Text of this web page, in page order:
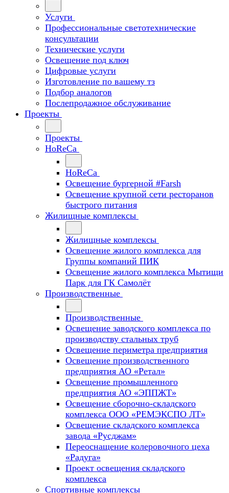
Услуги
Профессиональные светотехнические
консультации
Технические услуги
Освещение под ключ
Цифровые услуги
Изготовление по вашему тз
Подбор аналогов
Послепродажное обслуживание
Проекты
Проекты
HoReCa
HoReCa
Освещение бургерной #Farsh
Освещение крупной сети ресторанов
быстрого питания
Жилищные комплексы
Жилищные комплексы
Освещение жилого комплекса для
Группы компаний ПИК
Освещение жилого комплекса Мытищи
Парк для ГК Самолёт
Производственные
Производственные
Освещение заводского комплекса по
производству стальных труб
Освещение периметра предприятия
Освещение производственного
предприятия АО «Ретал»
Освещение промышленного
предприятия АО «ЭППЖТ»
Освещение сборочно-складского
комплекса ООО «РЕМЭКСПО ЛТ»
Освещение складского комплекса
завода «Русджам»
Переоснащение колеровочного цеха
«Радуга»
Проект освещения складского
комплекса
Спортивные комплексы